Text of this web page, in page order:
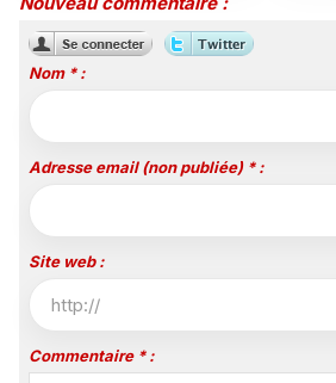
Nom * :
Adresse email (non publiée) * :
Site web :
Commentaire * :